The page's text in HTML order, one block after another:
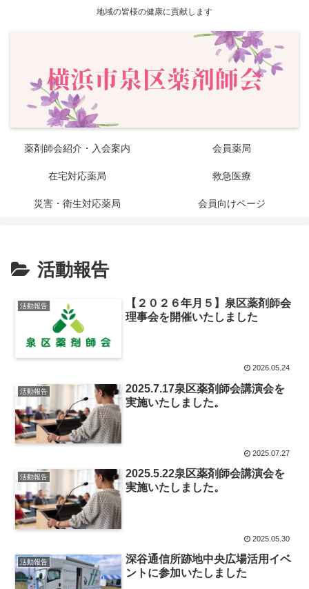
地域の皆様の健康に貢献します
薬剤師会紹介・入会案内 会員薬局
在宅対応薬局 救急医療
災害・衛生対応薬局 会員向けページ
活動報告
活動報告
【２０２６年月５】泉区薬剤師会
理事会を開催いたしました
2026.05.24
活動報告
2025.7.17泉区薬剤師会講演会を
実施いたしました。
2025.07.27
活動報告
2025.5.22泉区薬剤師会講演会を
実施いたしました。
2025.05.30
活動報告
深谷通信所跡地中央広場活用イベ
ントに参加いたしました